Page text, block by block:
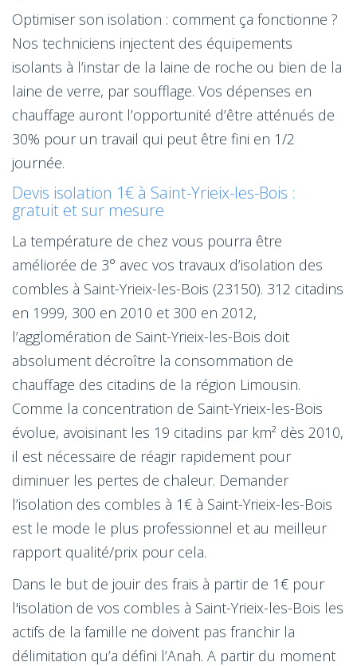
Optimiser son isolation : comment ça fonctionne ?
Nos techniciens injectent des équipements
isolants à l’instar de la laine de roche ou bien de la
laine de verre, par soufflage. Vos dépenses en
chauffage auront l’opportunité d’être atténués de
30% pour un travail qui peut être fini en 1/2
journée.
Devis isolation 1€ à Saint-Yrieix-les-Bois :
gratuit et sur mesure
La température de chez vous pourra être
améliorée de 3° avec vos travaux d’isolation des
combles à Saint-Yrieix-les-Bois (23150). 312 citadins
en 1999, 300 en 2010 et 300 en 2012,
l’agglomération de Saint-Yrieix-les-Bois doit
absolument décroître la consommation de
chauffage des citadins de la région Limousin.
Comme la concentration de Saint-Yrieix-les-Bois
évolue, avoisinant les 19 citadins par km² dès 2010,
il est nécessaire de réagir rapidement pour
diminuer les pertes de chaleur. Demander
l’isolation des combles à 1€ à Saint-Yrieix-les-Bois
est le mode le plus professionnel et au meilleur
rapport qualité/prix pour cela.
Dans le but de jouir des frais à partir de 1€ pour
l'isolation de vos combles à Saint-Yrieix-les-Bois les
actifs de la famille ne doivent pas franchir la
délimitation qu’a défini l’Anah. A partir du moment